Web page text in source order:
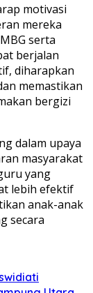
motivasi
mereka
serta
berjalan
diharapkan
memastikan
bergizi
dalam upaya
masyarakat
yang
lebih efektif
anak-anak
secara